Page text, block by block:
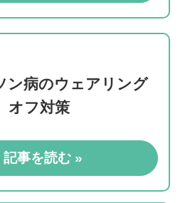
ン病のウェアリング
オフ対策
記事を読む »